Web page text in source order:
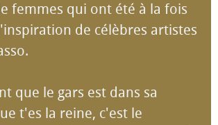
femmes qui ont été à la fois
de célèbres artistes
que le gars est dans sa
t'es la reine, c'est le